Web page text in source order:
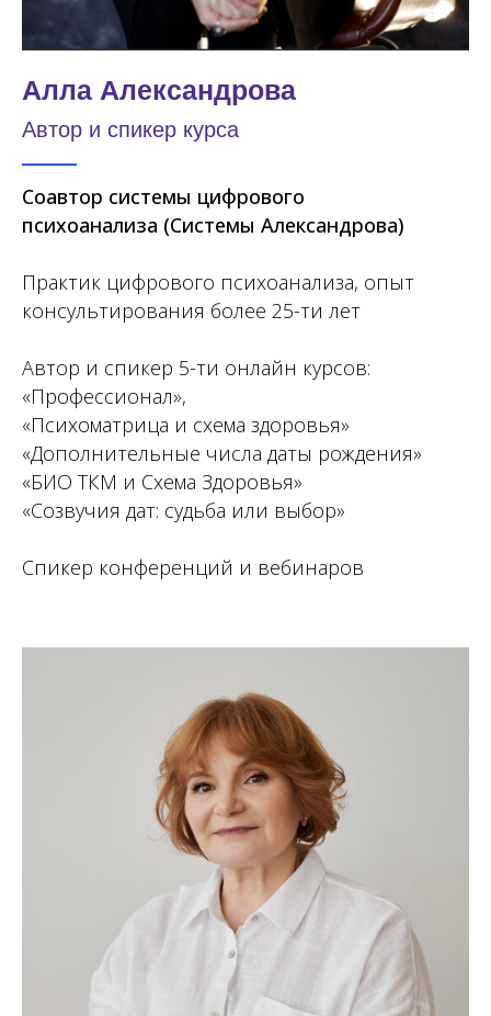
Алла Александрова
Автор и спикер курса
Соавтор системы цифрового
психоанализа (Системы Александрова)
Практик цифрового психоанализа, опыт
консультирования более 25-ти лет
Автор и спикер 5-ти онлайн курсов:
«Профессионал»,
«Психоматрица и схема здоровья»
«Дополнительные числа даты рождения»
«БИО ТКМ и Схема Здоровья»
«Созвучия дат: судьба или выбор»
Спикер конференций и вебинаров